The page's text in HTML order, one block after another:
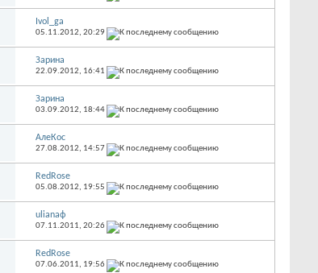
Ivol_ga
05.11.2012, 20:29
Зарина
22.09.2012, 16:41
Зарина
03.09.2012, 18:44
АлеКос
27.08.2012, 14:57
RedRose
05.08.2012, 19:55
ulianaф
07.11.2011, 20:26
RedRose
07.06.2011, 19:56